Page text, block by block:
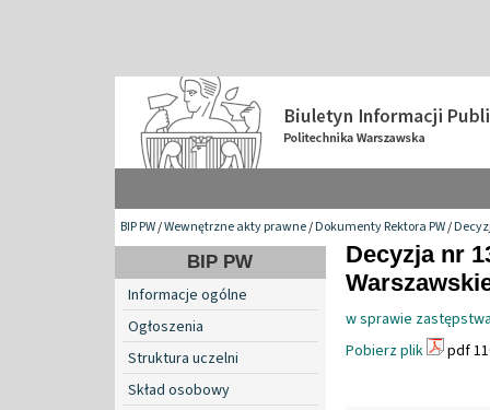
BIP PW/Wewnętrzne akty prawne/Dokumenty Rektora PW/
BIP PW
Informacje ogólne
Ogłoszenia
Struktura uczelni
Skład osobowy
Decyzja nr
w sprawie
Pobierz plik
pdf